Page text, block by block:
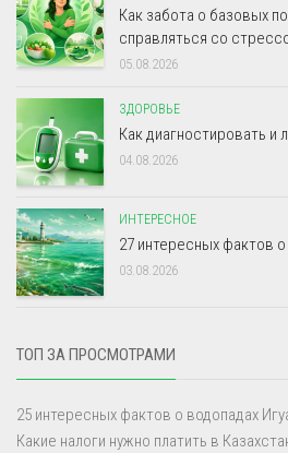
Как забота о базовых
справляться со
05.08.2026
ЗДОРОВЬЕ
Как диагностировать и
04.08.2026
ИНТЕРЕСНОЕ
27 интересных фактов
03.08.2026
ТОП ЗА ПРОСМОТРАМИ
25 интересных фактов о водопадах
Какие налоги нужно платить в